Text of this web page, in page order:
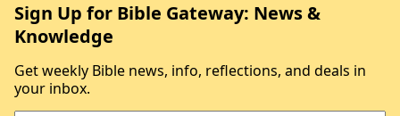
Sign Up for Bible Gateway: News &
Knowledge
Get weekly Bible news, info, reflections, and deals in
your inbox.